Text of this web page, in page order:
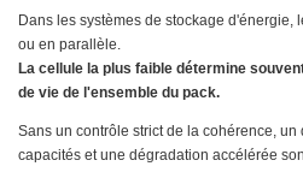
Dans les systèmes de stockage d'énergie,
ou en parallèle.
La cellule la plus faible détermine
de vie de l'ensemble du pack.
Sans un contrôle strict de la cohérence,
capacités et une dégradation accélérée